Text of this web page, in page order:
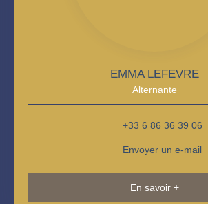
EMMA LEFEVRE
Alternante
+33 6 86 36 39 06
Envoyer un e-mail
En savoir +